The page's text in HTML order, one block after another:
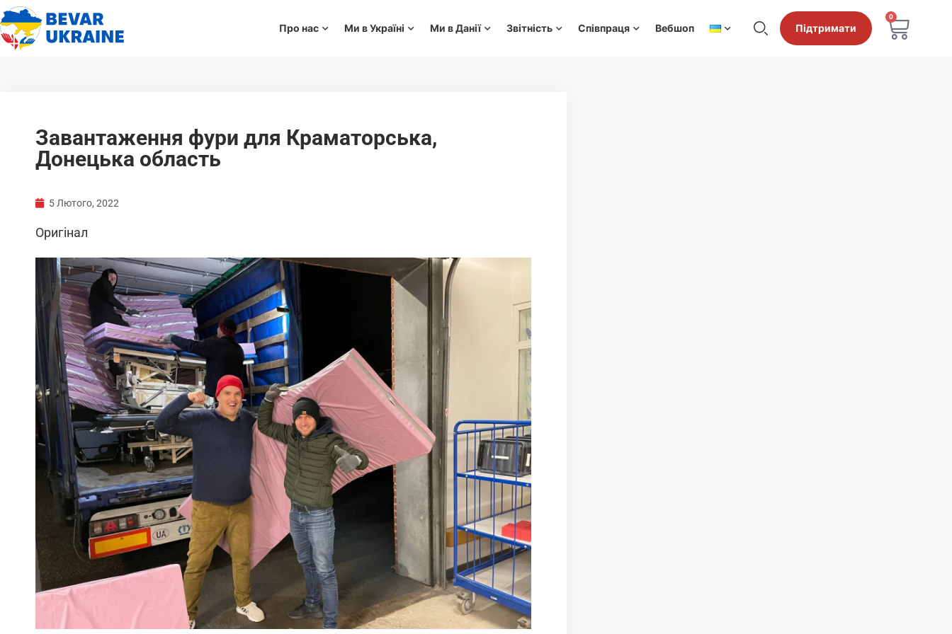
Про нас Ми в Україні Ми в Данії Звітність Співпраця Вебшоп Підтримати
0
Завантаження фури для Краматорська,
Донецька область
5 Лютого, 2022
Оригінал